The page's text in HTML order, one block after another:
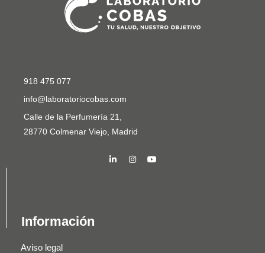
918 475 077
info@laboratoriocobas.com
Calle de la Perfumería 21,
28770 Colmenar Viejo, Madrid
Información
Aviso legal